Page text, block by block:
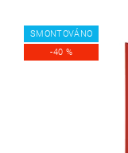
SMONTOVÁNO
-40 %